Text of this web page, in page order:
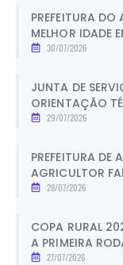
PREFEITURA
MELHOR IDADE
30/07/2026
JUNTA DE
ORIENTAÇÃO
29/07/2026
PREFEITURA DE
AGRICULTOR
28/07/2026
COPA RURAL
A PRIMEIRA
27/07/2026